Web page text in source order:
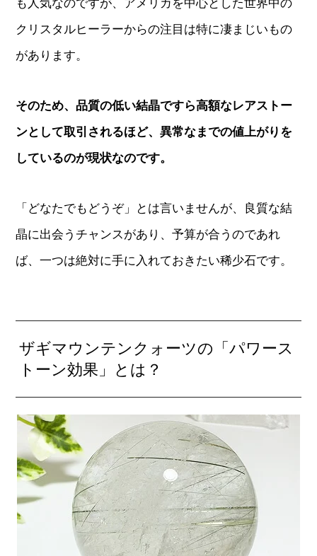
も人気なのですが、アメリカを中心とした世界中の
クリスタルヒーラーからの注目は特に凄まじいもの
があります。
そのため、品質の低い結晶ですら高額なレアストー
ンとして取引されるほど、異常なまでの値上がりを
しているのが現状なのです。
「どなたでもどうぞ」とは言いませんが、良質な結
晶に出会うチャンスがあり、予算が合うのであれ
ば、一つは絶対に手に入れておきたい稀少石です。
ザギマウンテンクォーツの「パワース
トーン効果」とは？